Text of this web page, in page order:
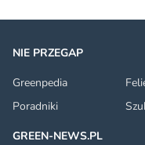
NIE PRZEGAP
Greenpedia
Poradniki
GREEN-NEWS.PL